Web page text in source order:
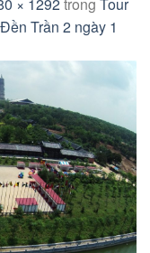
Trần 2 ngày 1